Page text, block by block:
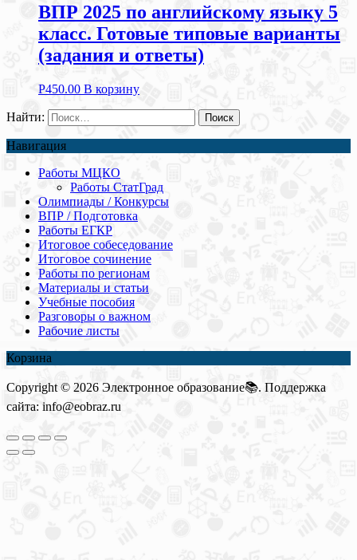
ВПР 2025 по английскому языку 5
класс. Готовые типовые варианты
(задания и ответы)
Р450.00 В корзину
Найти:
Навигация
Работы МЦКО
Работы СтатГрад
Олимпиады / Конкурсы
ВПР / Подготовка
Работы ЕГКР
Итоговое собеседование
Итоговое сочинение
Работы по регионам
Материалы и статьи
Учебные пособия
Разговоры о важном
Рабочие листы
Корзина
Copyright © 2026 Электронное образование📚. Поддержка
сайта: info@eobraz.ru